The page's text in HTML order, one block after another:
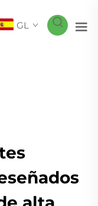
GL